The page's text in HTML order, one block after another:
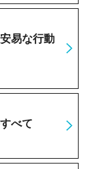
易な行動
べて